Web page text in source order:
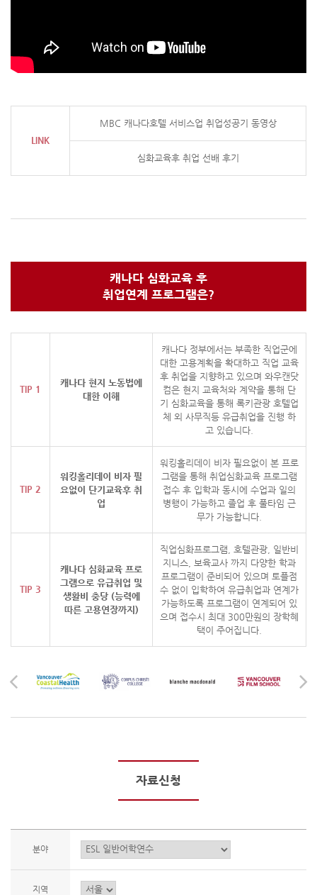
LINK
MBC 캐나다호텔 서비스업 취업성공기 동영상
심화교육후 취업 선배 후기
캐나다 심화교육 후
취업연계 프로그램은?
TIP 1
캐나다 현지 노동법에
대한 이해
캐나다 정부에서는 부족한 직업군에
대한 고용계획을 확대하고 직업 교육
후 취업을 지향하고 있으며 와우캔닷
컴은 현지 교육처와 계약을 통해 단
기 심화교육을 통해 록키관광 호텔업
체 외 사무직등 유급취업을 진행 하
고 있습니다.
TIP 2
워킹홀리데이 비자 필
요없이 단기교육후 취
업
워킹홀리데이 비자 필요없이 본 프로
그램을 통해 취업심화교육 프로그램
접수 후 입학과 동시에 수업과 일의
병행이 가능하고 졸업 후 풀타임 근
무가 가능합니다.
TIP 3
캐나다 심화교육 프로
그램으로 유급취업 및
생활비 충당 (능력에
따른 고용연장까지)
직업심화프로그램, 호텔관광, 일반비
지니스, 보육교사 까지 다양한 학과
프로그램이 준비되어 있으며 토플점
수 없이 입학하여 유급취업과 연계가
가능하도록 프로그램이 연계되어 있
으며 접수시 최대 300만원의 장학혜
택이 주어집니다.
자료신청
분야
지역